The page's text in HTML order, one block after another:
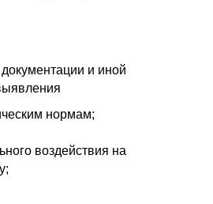
и иной
нормам;
воздействия на